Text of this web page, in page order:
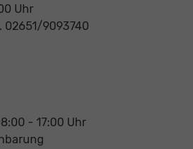
Uhr
02651/9093740
- 17:00 Uhr